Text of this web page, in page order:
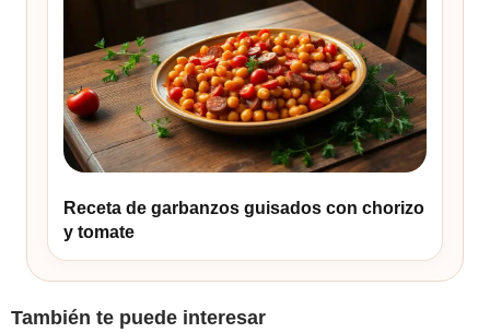
Receta de garbanzos guisados con chorizo
y tomate
También te puede interesar